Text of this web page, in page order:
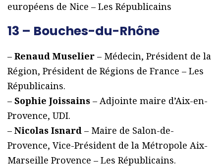
européens de Nice – Les Républicains
13 – Bouches-du-Rhône
– Renaud Muselier – Médecin, Président de la
Région, Président de Régions de France – Les
Républicains.
– Sophie Joissains – Adjointe maire d’Aix-en-
Provence, UDI.
– Nicolas Isnard – Maire de Salon-de-
Provence, Vice-Président de la Métropole Aix-
Marseille Provence – Les Républicains.